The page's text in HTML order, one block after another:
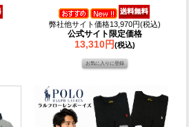
弊社他サイト価格13,970円(税込)
公式サイト限定価格
13,310円(税込)